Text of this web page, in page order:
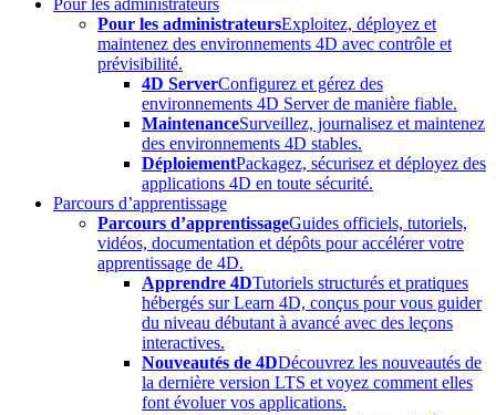
Pour les administrateurs
Pour les administrateursExploitez, déployez et
maintenez des environnements 4D avec contrôle et
prévisibilité.
4D ServerConfigurez et gérez des
environnements 4D Server de manière fiable.
MaintenanceSurveillez, journalisez et maintenez
des environnements 4D stables.
DéploiementPackagez, sécurisez et déployez des
applications 4D en toute sécurité.
Parcours d’apprentissage
Parcours d’apprentissageGuides officiels, tutoriels,
vidéos, documentation et dépôts pour accélérer votre
apprentissage de 4D.
Apprendre 4DTutoriels structurés et pratiques
hébergés sur Learn 4D, conçus pour vous guider
du niveau débutant à avancé avec des leçons
interactives.
Nouveautés de 4DDécouvrez les nouveautés de
la dernière version LTS et voyez comment elles
font évoluer vos applications.